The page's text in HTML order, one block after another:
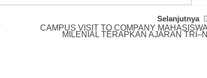
Selanjutnya
CAMPUS VISIT TO COMPANY
MILENIAL TERAPKAN AJARAN